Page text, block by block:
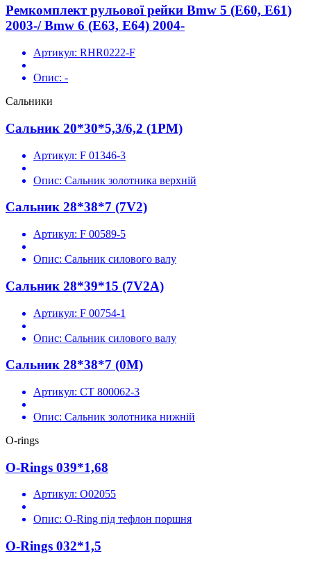
Ремкомплект рульової рейки Bmw 5 (E60, E61)
2003-/ Bmw 6 (E63, E64) 2004-
Артикул: RHR0222-F
Опис: -
Сальники
Сальник 20*30*5,3/6,2 (1PM)
Артикул: F 01346-3
Опис: Сальник золотника верхній
Сальник 28*38*7 (7V2)
Артикул: F 00589-5
Опис: Сальник силового валу
Сальник 28*39*15 (7V2A)
Артикул: F 00754-1
Опис: Сальник силового валу
Сальник 28*38*7 (0M)
Артикул: CT 800062-3
Опис: Сальник золотника нижній
O-rings
O-Rings 039*1,68
Артикул: O02055
Опис: O-Ring під тефлон поршня
O-Rings 032*1,5